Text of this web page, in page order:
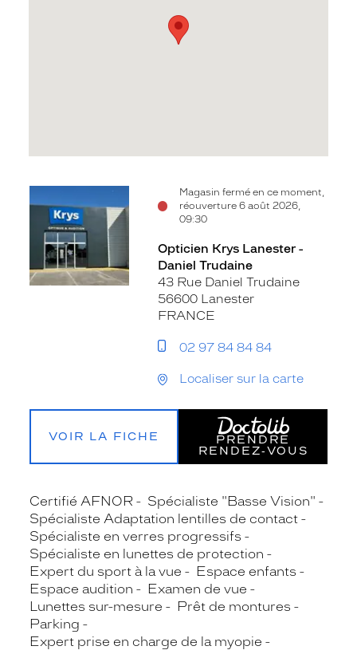
Magasin fermé en ce moment,
réouverture 6 août 2026,
09:30
la
fiche
Opticien Krys Lanester -
Daniel Trudaine
43 Rue Daniel Trudaine
56600 Lanester
FRANCE
02 97 84 84 84
Localiser sur la carte
VOIR LA FICHE
PRENDRE
RENDEZ‑VOUS
Certifié AFNOR
Spécialiste "Basse Vision"
Spécialiste Adaptation lentilles de contact
Spécialiste en verres progressifs
Spécialiste en lunettes de protection
Expert du sport à la vue
Espace enfants
Espace audition
Examen de vue
Lunettes sur-mesure
Prêt de montures
Parking
Expert prise en charge de la myopie